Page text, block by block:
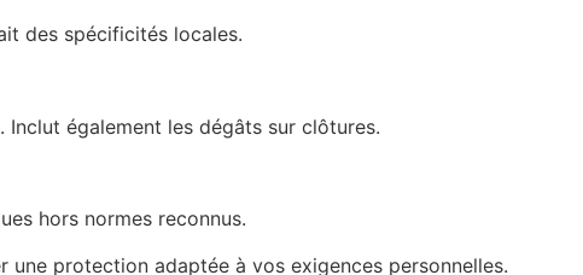
des spécificités locales.
également les dégâts sur clôtures.
hors normes reconnus.
protection adaptée à vos exigences personnelles.